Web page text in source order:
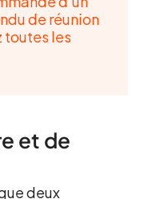
de réunion
toutes les
et de
deux